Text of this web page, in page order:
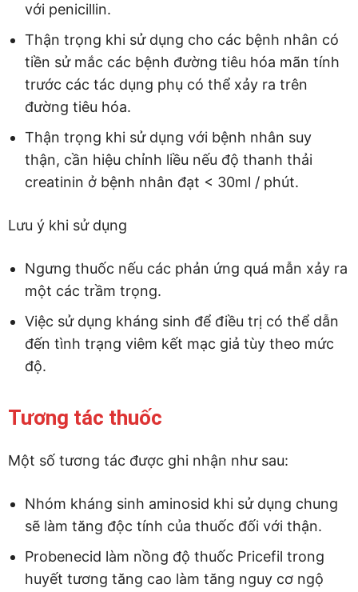
với penicillin.
Thận trọng khi sử dụng cho các bệnh nhân có
tiền sử mắc các bệnh đường tiêu hóa mãn tính
trước các tác dụng phụ có thể xảy ra trên
đường tiêu hóa.
Thận trọng khi sử dụng với bệnh nhân suy
thận, cần hiệu chỉnh liều nếu độ thanh thải
creatinin ở bệnh nhân đạt < 30ml / phút.
Lưu ý khi sử dụng
Ngưng thuốc nếu các phản ứng quá mẫn xảy ra
một các trầm trọng.
Việc sử dụng kháng sinh để điều trị có thể dẫn
đến tình trạng viêm kết mạc giả tùy theo mức
độ.
Tương tác thuốc
Một số tương tác được ghi nhận như sau:
Nhóm kháng sinh aminosid khi sử dụng chung
sẽ làm tăng độc tính của thuốc đối với thận.
Probenecid làm nồng độ thuốc Pricefil trong
huyết tương tăng cao làm tăng nguy cơ ngộ